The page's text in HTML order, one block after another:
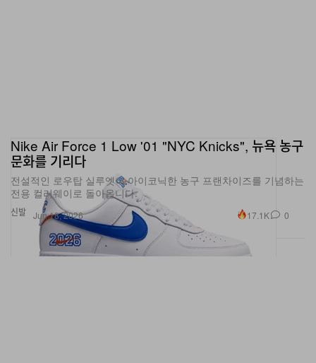
신발
Nike Air Force 1 Low '01 "NYC Knicks", 뉴욕 농구
문화를 기리다
전설적인 로우탑 실루엣이 아이코닉한 농구 프랜차이즈를 기념하는
전용 컬러웨이로 돌아옵니다.
Jun 18, 2026 17.1K 0